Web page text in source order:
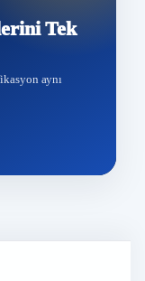
Tek
aynı